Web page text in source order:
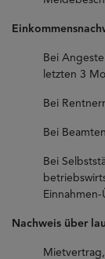
Bei
letzten 3
Bei
Bei
Bei
Nachweis über